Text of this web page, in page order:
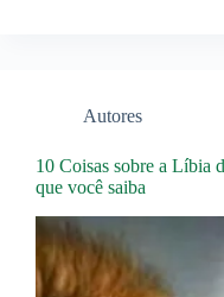
Autores
10 Coisas sobre a Líbia
que você saiba